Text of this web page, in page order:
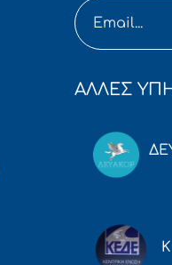
ΑΛΛΕΣ